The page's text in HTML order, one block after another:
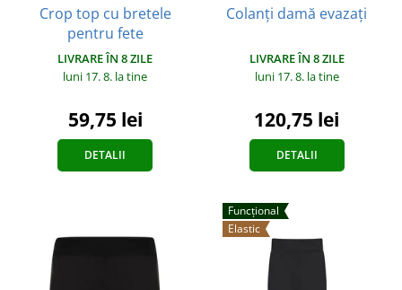
Crop top cu bretele
pentru fete
LIVRARE ÎN 8 ZILE
luni 17. 8. la tine
59,75 lei
DETALII
Colanți damă evazați
LIVRARE ÎN 8 ZILE
luni 17. 8. la tine
120,75 lei
DETALII
Funcțional
Elastic